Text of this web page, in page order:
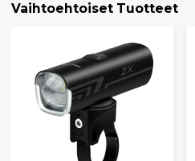
Vaihtoehtoiset Tuotteet